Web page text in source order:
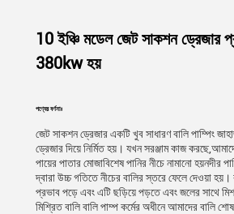
10 ইঞ্চি মডেল জেট সাকশন ড্রেজার
380kw হয়
পণ্যের বর্ণনাঃ
জেট সাকশন ড্রেজার একটি খুব সাধারণ বালি পাম্পিং
ড্রেজার দিয়ে নির্মিত হয়। যখন সরঞ্জাম কাজ
পায়ের পাতার মোজাবিশেষ পানির নীচে নামানো হয়নদীর
দ্বারা উচ্চ গতিতে নীচের বালির স্তরে ফেলে দেওয়া
প্রভাব পড়ে এবং এটি ছড়িয়ে পড়তে এবং জলের সাথে
মিশ্রিত বালি বালি পাম্প কর্মের অধীনে আমাদের বালি